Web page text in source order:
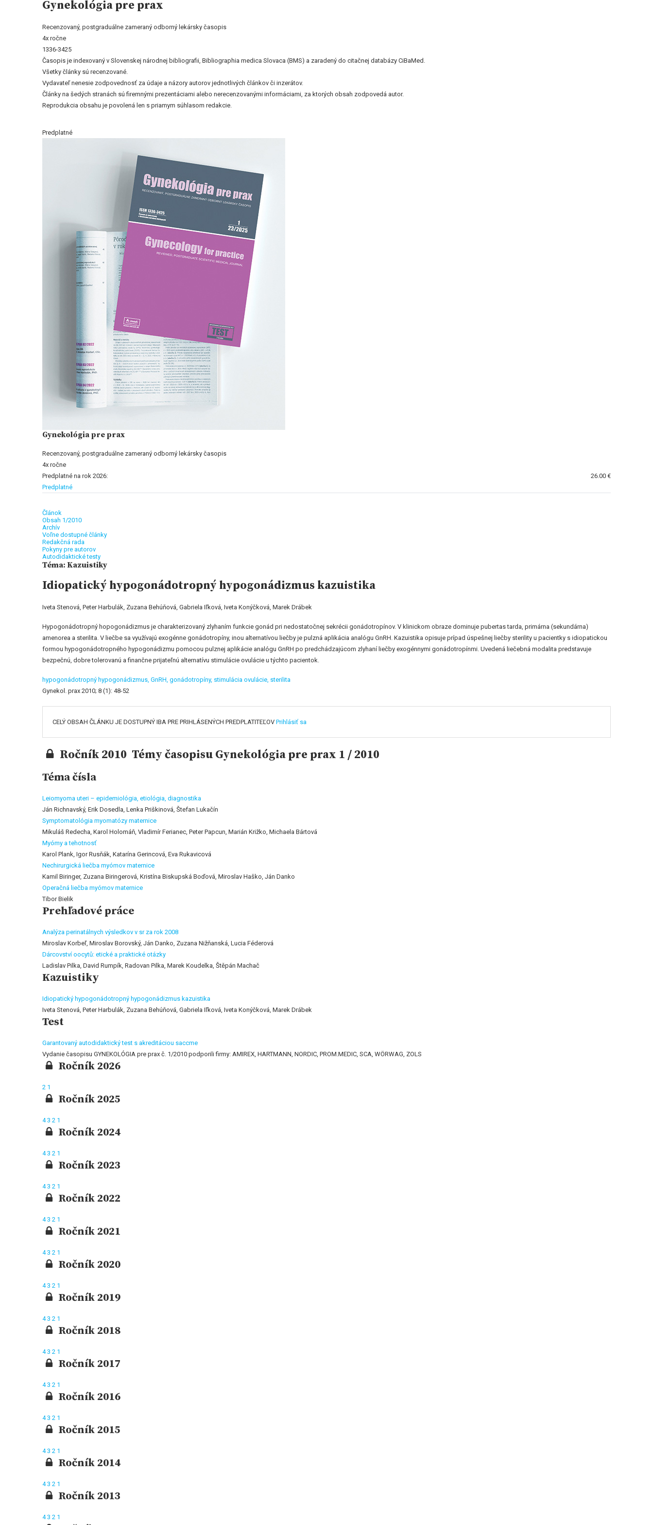
Gynekológia pre prax
Recenzovaný, postgraduálne zameraný odborný lekársky časopis
4x ročne
1336-3425
Časopis je indexovaný v Slovenskej národnej bibliografii, Bibliographia medica Slovaca (BMS) a zaradený do citačnej databázy CiBaMed.
Všetky články sú recenzované.
Vydavateľ nenesie zodpovednosť za údaje a názory autorov jednotlivých článkov či inzerátov.
Články na šedých stranách sú firemnými prezentáciami alebo nerecenzovanými informáciami, za ktorých obsah zodpovedá autor.
Reprodukcia obsahu je povolená len s priamym súhlasom redakcie.
Predplatné
Gynekológia pre prax
Recenzovaný, postgraduálne zameraný odborný lekársky časopis
4x ročne
Predplatné na rok 2026:
26.00 €
Predplatné
Článok
Obsah 1/2010
Archív
Voľne dostupné články
Redakčná rada
Pokyny pre autorov
Autodidaktické testy
Téma: Kazuistiky
Idiopatický hypogonádotropný hypogonádizmus kazuistika
Iveta Stenová, Peter Harbulák, Zuzana Behúňová, Gabriela Iľková, Iveta Konýčková, Marek Drábek
Hypogonádotropný hopogonádizmus je charakterizovaný zlyhaním funkcie gonád pri nedostatočnej sekrécii gonádotropínov. V klinickom obraze dominuje pubertas tarda, primárna (sekundárna)
amenorea a sterilita. V liečbe sa využívajú exogénne gonádotropíny, inou alternatívou liečby je pulzná aplikácia analógu GnRH. Kazuistika opisuje prípad úspešnej liečby sterility u pacientky s idiopatickou
formou hypogonádotropného hypogonádizmu pomocou pulznej aplikácie analógu GnRH po predchádzajúcom zlyhaní liečby exogénnymi gonádotropínmi. Uvedená liečebná modalita predstavuje
bezpečnú, dobre tolerovanú a finančne prijateľnú alternatívu stimulácie ovulácie u týchto pacientok.
hypogonádotropný hypogonádizmus, GnRH, gonádotropíny, stimulácia ovulácie, sterilita
Gynekol. prax 2010; 8 (1): 48-52
CELÝ OBSAH ČLÁNKU JE DOSTUPNÝ IBA PRE PRIHLÁSENÝCH PREDPLATITEĽOV Prihlásiť sa
Ročník 2010 Témy časopisu Gynekológia pre prax 1 / 2010
Téma čísla
Leiomyoma uteri – epidemiológia, etiológia, diagnostika
Ján Richnavský, Erik Dosedla, Lenka Priškinová, Štefan Lukačín
Symptomatológia myomatózy maternice
Mikuláš Redecha, Karol Holomáň, Vladimír Ferianec, Peter Papcun, Marián Križko, Michaela Bártová
Myómy a tehotnosť
Karol Plank, Igor Rusňák, Katarína Gerincová, Eva Rukavicová
Nechirurgická liečba myómov maternice
Kamil Biringer, Zuzana Biringerová, Kristína Biskupská Boďová, Miroslav Haško, Ján Danko
Operačná liečba myómov maternice
Tibor Bielik
Prehľadové práce
Analýza perinatálnych výsledkov v sr za rok 2008
Miroslav Korbeľ, Miroslav Borovský, Ján Danko, Zuzana Nižňanská, Lucia Féderová
Dárcovství oocytů: etické a praktické otázky
Ladislav Pilka, David Rumpík, Radovan Pilka, Marek Koudelka, Štěpán Machač
Kazuistiky
Idiopatický hypogonádotropný hypogonádizmus kazuistika
Iveta Stenová, Peter Harbulák, Zuzana Behúňová, Gabriela Iľková, Iveta Konýčková, Marek Drábek
Test
Garantovaný autodidaktický test s akreditáciou saccme
Vydanie časopisu GYNEKOLÓGIA pre prax č. 1/2010 podporili firmy: AMIREX, HARTMANN, NORDIC, PROM.MEDIC, SCA, WÖRWAG, ZOLS
Ročník 2026
2 1
Ročník 2025
43 2 1
Ročník 2024
43 2 1
Ročník 2023
43 2 1
Ročník 2022
43 2 1
Ročník 2021
43 2 1
Ročník 2020
43 2 1
Ročník 2019
43 2 1
Ročník 2018
43 2 1
Ročník 2017
43 2 1
Ročník 2016
43 2 1
Ročník 2015
43 2 1
Ročník 2014
43 2 1
Ročník 2013
43 2 1